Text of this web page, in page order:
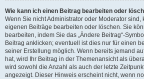
Wie kann ich einen Beitrag bearbeiten oder
Wenn Sie nicht Administrator oder Moderator sind,
eigenen Beiträge bearbeiten oder löschen. Sie
bearbeiten, indem Sie das „Ändere Beitrag“-
Beitrag anklicken; eventuell ist dies nur für einen
seiner Erstellung möglich. Wenn bereits jemand
hat, wird Ihr Beitrag in der Themenansicht als
wird sowohl die Anzahl als auch der letzte
angezeigt. Dieser Hinweis erscheint nicht, wenn